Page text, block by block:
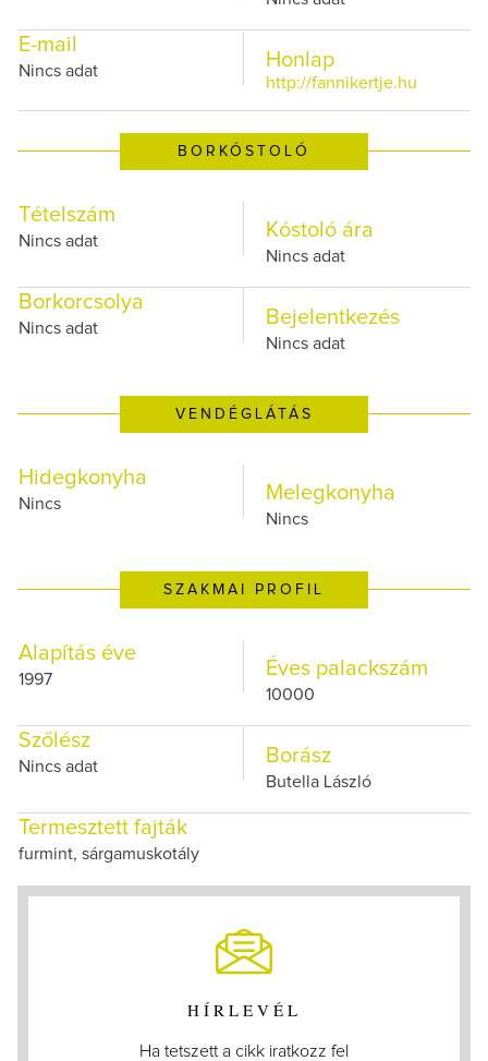
E-mail
Nincs adat Honlap
http://fannikertje.hu
BORKÓSTOLÓ
Tételszám
Nincs adat Kóstoló ára
Nincs adat
Borkorcsolya
Nincs adat Bejelentkezés
Nincs adat
VENDÉGLÁTÁS
Hidegkonyha
Nincs Melegkonyha
Nincs
SZAKMAI PROFIL
Alapítás éve
1997 Éves palackszám
10000
Szőlész
Nincs adat Borász
Butella László
Termesztett fajták
furmint, sárgamuskotály
HÍRLEVÉL
Ha tetszett a cikk iratkozz fel